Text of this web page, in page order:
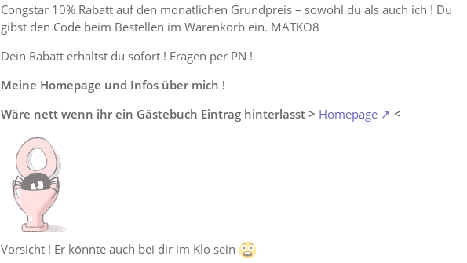
Congstar 10% Rabatt auf den monatlichen Grundpreis – sowohl du als auch ich ! Du
gibst den Code beim Bestellen im Warenkorb ein. MATKO8
Dein Rabatt erhältst du sofort ! Fragen per PN !
Meine Homepage und Infos über mich !
Wäre nett wenn ihr ein Gästebuch Eintrag hinterlasst > Homepage <
Vorsicht ! Er könnte auch bei dir im Klo sein